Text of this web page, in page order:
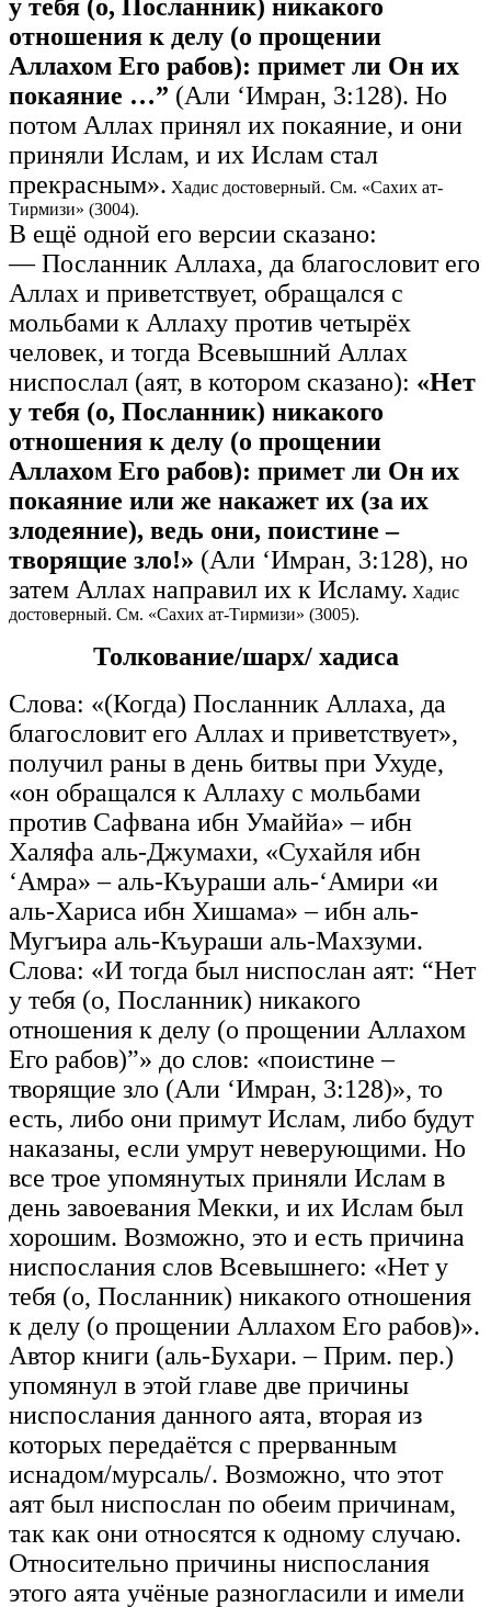
у тебя (о, Посланник) никакого
отношения к делу (о прощении
Аллахом Его рабов): примет ли Он их
покаяние …” (Али ‘Имран, 3:128). Но
потом Аллах принял их покаяние, и они
приняли Ислам, и их Ислам стал
прекрасным». Хадис достоверный. См. «Сахих ат-
Тирмизи» (3004).
В ещё одной его версии сказано:
— Посланник Аллаха, да благословит его
Аллах и приветствует, обращался с
мольбами к Аллаху против четырёх
человек, и тогда Всевышний Аллах
ниспослал (аят, в котором сказано): «Нет
у тебя (о, Посланник) никакого
отношения к делу (о прощении
Аллахом Его рабов): примет ли Он их
покаяние или же накажет их (за их
злодеяние), ведь они, поистине –
творящие зло!» (Али ‘Имран, 3:128), но
затем Аллах направил их к Исламу. Хадис
достоверный. См. «Сахих ат-Тирмизи» (3005).
Толкование/шарх/ хадиса
Слова: «(Когда) Посланник Аллаха, да
благословит его Аллах и приветствует»,
получил раны в день битвы при Ухуде,
«он обращался к Аллаху с мольбами
против Сафвана ибн Умаййа» – ибн
Халяфа аль-Джумахи, «Сухайля ибн
‘Амра» – аль-Къураши аль-‘Амири «и
аль-Хариса ибн Хишама» – ибн аль-
Мугъира аль-Къураши аль-Махзуми.
Слова: «И тогда был ниспослан аят: “Нет
у тебя (о, Посланник) никакого
отношения к делу (о прощении Аллахом
Его рабов)”» до слов: «поистине –
творящие зло (Али ‘Имран, 3:128)», то
есть, либо они примут Ислам, либо будут
наказаны, если умрут неверующими. Но
все трое упомянутых приняли Ислам в
день завоевания Мекки, и их Ислам был
хорошим. Возможно, это и есть причина
ниспослания слов Всевышнего: «Нет у
тебя (о, Посланник) никакого отношения
к делу (о прощении Аллахом Его рабов)».
Автор книги (аль-Бухари. – Прим. пер.)
упомянул в этой главе две причины
ниспослания данного аята, вторая из
которых передаётся с прерванным
иснадом/мурсаль/. Возможно, что этот
аят был ниспослан по обеим причинам,
так как они относятся к одному случаю.
Относительно причины ниспослания
этого аята учёные разногласили и имели